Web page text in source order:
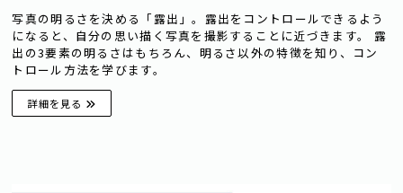
写真の明るさを決める「露出」。露出をコントロールできるよう
になると、自分の思い描く写真を撮影することに近づきます。 露
出の3要素の明るさはもちろん、明るさ以外の特徴を知り、コン
トロール方法を学びます。
詳細を見る